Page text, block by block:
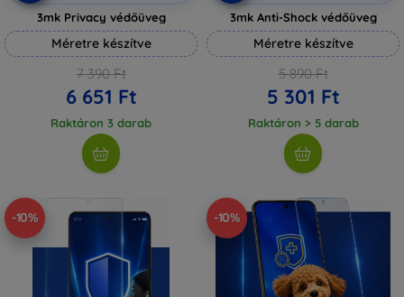
3mk Privacy védőüveg
Méretre készítve
7 390 Ft
6 651 Ft
Raktáron 3 darab
3mk Anti-Shock védőüveg
Méretre készítve
5 890 Ft
5 301 Ft
Raktáron > 5 darab
-10% -10%